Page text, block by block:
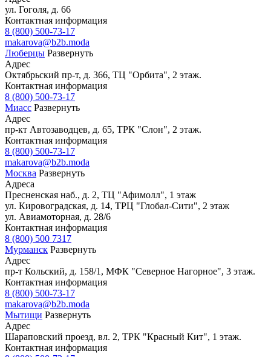
ул. Гоголя, д. 66
Контактная информация
8 (800) 500-73-17
makarova@b2b.moda
Люберцы Развернуть
Адрес
Октябрьский пр-т, д. 366, ТЦ "Орбита", 2 этаж.
Контактная информация
8 (800) 500-73-17
Миасс Развернуть
Адрес
пр-кт Автозаводцев, д. 65, ТРК "Слон", 2 этаж.
Контактная информация
8 (800) 500-73-17
makarova@b2b.moda
Москва Развернуть
Адреса
Пресненская наб., д. 2, ТЦ "Афимолл", 1 этаж
ул. Кировоградская, д. 14, ТРЦ "Глобал-Сити", 2 этаж
ул. Авиамоторная, д. 28/6
Контактная информация
8 (800) 500 7317
Мурманск Развернуть
Адрес
пр-т Кольский, д. 158/1, МФК "Северное Нагорное", 3 этаж.
Контактная информация
8 (800) 500-73-17
makarova@b2b.moda
Мытищи Развернуть
Адрес
Шараповский проезд, вл. 2, ТРК "Красный Кит", 1 этаж.
Контактная информация